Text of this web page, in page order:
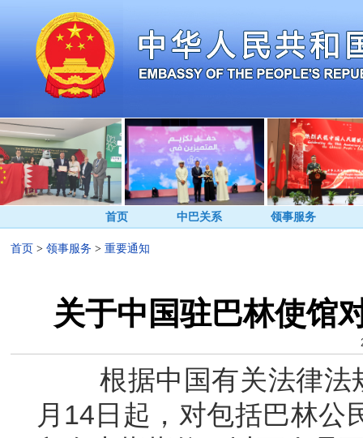
首页 中巴关系 领事服务
首页 > 领事服务 > 重要通知
关于中国驻巴林使馆
根据中国有关法律法
月14日起，对包括巴林公